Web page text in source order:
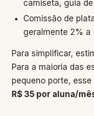
camiseta, guia
Comissão de
geralmente 2%
Para simplificar,
Para a maioria das
pequeno porte,
R$ 35 por aluna/